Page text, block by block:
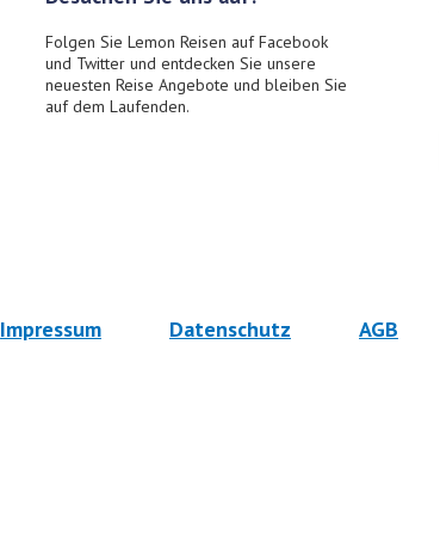
Folgen Sie Lemon Reisen auf Facebook
und Twitter und entdecken Sie unsere
neuesten Reise Angebote und bleiben Sie
auf dem Laufenden.
Impressum Datenschutz AGB